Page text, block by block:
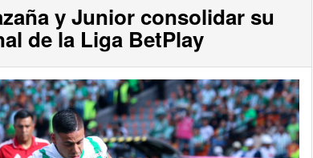
y Junior consolidar su
de la Liga BetPlay